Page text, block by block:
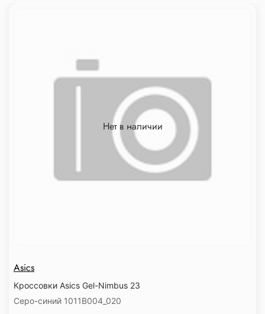
Нет в наличии
Asics
Кроссовки Asics Gel-Nimbus 23
Серо-синий 1011B004_020